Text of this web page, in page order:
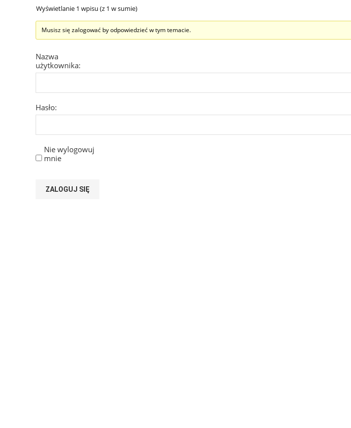
Wyświetlanie 1 wpisu (z 1 w sumie)
Musisz się zalogować by odpowiedzieć w tym temacie.
Nazwa
użytkownika:
Hasło:
Nie wylogowuj
mnie
ZALOGUJ SIĘ